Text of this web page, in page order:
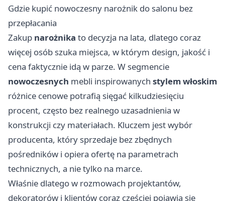
Gdzie kupić nowoczesny narożnik do salonu bez
przepłacania
Zakup narożnika to decyzja na lata, dlatego coraz
więcej osób szuka miejsca, w którym design, jakość i
cena faktycznie idą w parze. W segmencie
nowoczesnych mebli inspirowanych stylem włoskim
różnice cenowe potrafią sięgać kilkudziesięciu
procent, często bez realnego uzasadnienia w
konstrukcji czy materiałach. Kluczem jest wybór
producenta, który sprzedaje bez zbędnych
pośredników i opiera ofertę na parametrach
technicznych, a nie tylko na marce.
Właśnie dlatego w rozmowach projektantów,
dekoratorów i klientów coraz częściej pojawia się